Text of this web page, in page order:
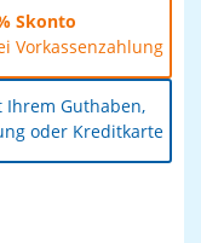
Skonto
Vorkassenzahlung
Ihrem Guthaben,
oder Kreditkarte